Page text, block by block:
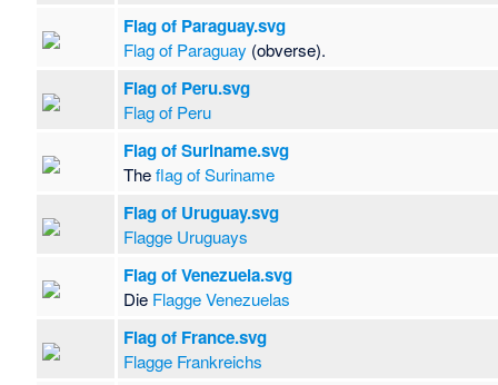
Flag of Paraguay.svg
Flag of Paraguay (obverse).
Flag of Peru.svg
Flag of Peru
Flag of Suriname.svg
Theflag of Suriname
Flag of Uruguay.svg
Flagge Uruguays
Flag of Venezuela.svg
Die Flagge Venezuelas
Flag of France.svg
Flagge Frankreichs